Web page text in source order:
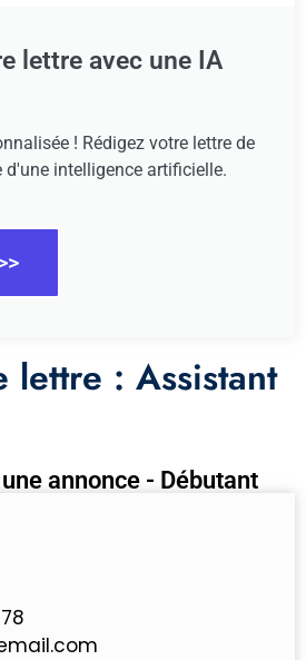
lettre avec une IA
! Rédigez votre lettre de
intelligence artificielle.
lettre : Assistant
annonce - Débutant